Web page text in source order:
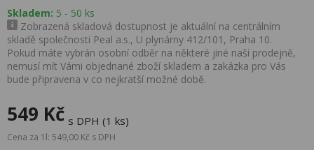
Skladem: 5 - 50 ks
Zobrazená skladová dostupnost je aktuální na centrálním
skladě společnosti Peal a.s., U plynárny 412/101, Praha 10.
Pokud máte vybrán osobní odběr na některé jiné naší prodejně,
nemusí mít Vámi objednané zboží skladem a zakázka pro Vás
bude připravena v co nejkratší možné době.
549 Kč s DPH (1 ks)
Cena za 1l: 549,00 Kč s DPH